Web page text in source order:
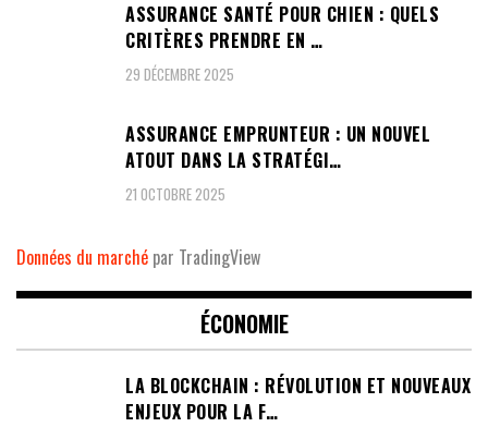
ASSURANCE SANTÉ POUR CHIEN : QUELS
CRITÈRES PRENDRE EN …
29 DÉCEMBRE 2025
ASSURANCE EMPRUNTEUR : UN NOUVEL
ATOUT DANS LA STRATÉGI…
21 OCTOBRE 2025
Données du marché par TradingView
ÉCONOMIE
LA BLOCKCHAIN : RÉVOLUTION ET NOUVEAUX
ENJEUX POUR LA F…